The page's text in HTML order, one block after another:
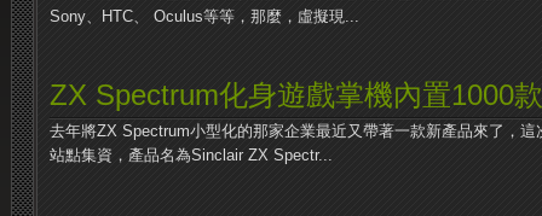
Sony、HTC、 Oculus等等，那麼，虛擬現...
ZX Spectrum化身遊戲掌機內置1000
去年將ZX Spectrum小型化的那家企業最近又帶著一款新產品來了，
站點集資，產品名為Sinclair ZX Spectr...